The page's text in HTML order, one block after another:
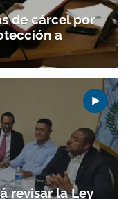
ACEPTAR
de cárcel por
a
revisar la Ley